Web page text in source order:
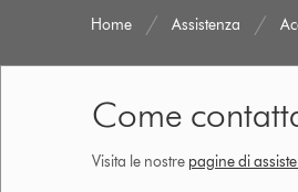
Home Assistenza
Come
Visita le nostre pagine di